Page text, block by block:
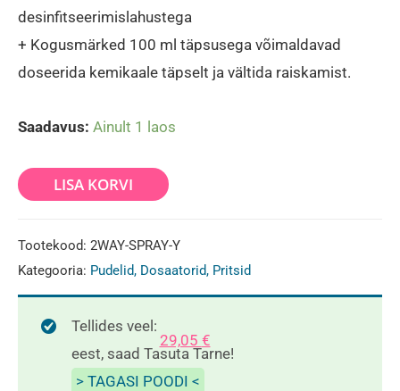
desinfitseerimislahustega
+ Kogusmärked 100 ml täpsusega võimaldavad
doseerida kemikaale täpselt ja vältida raiskamist.
Saadavus: Ainult 1 laos
Kollane
käsiprits
360
(FKM)+
LISA KORVI
Tootekood: 2WAY-SPRAY-Y
Kategooria: Pudelid, Dosaatorid, Pritsid
Tellides veel:
29,05 €
eest, saad Tasuta Tarne!
> TAGASI POODI <